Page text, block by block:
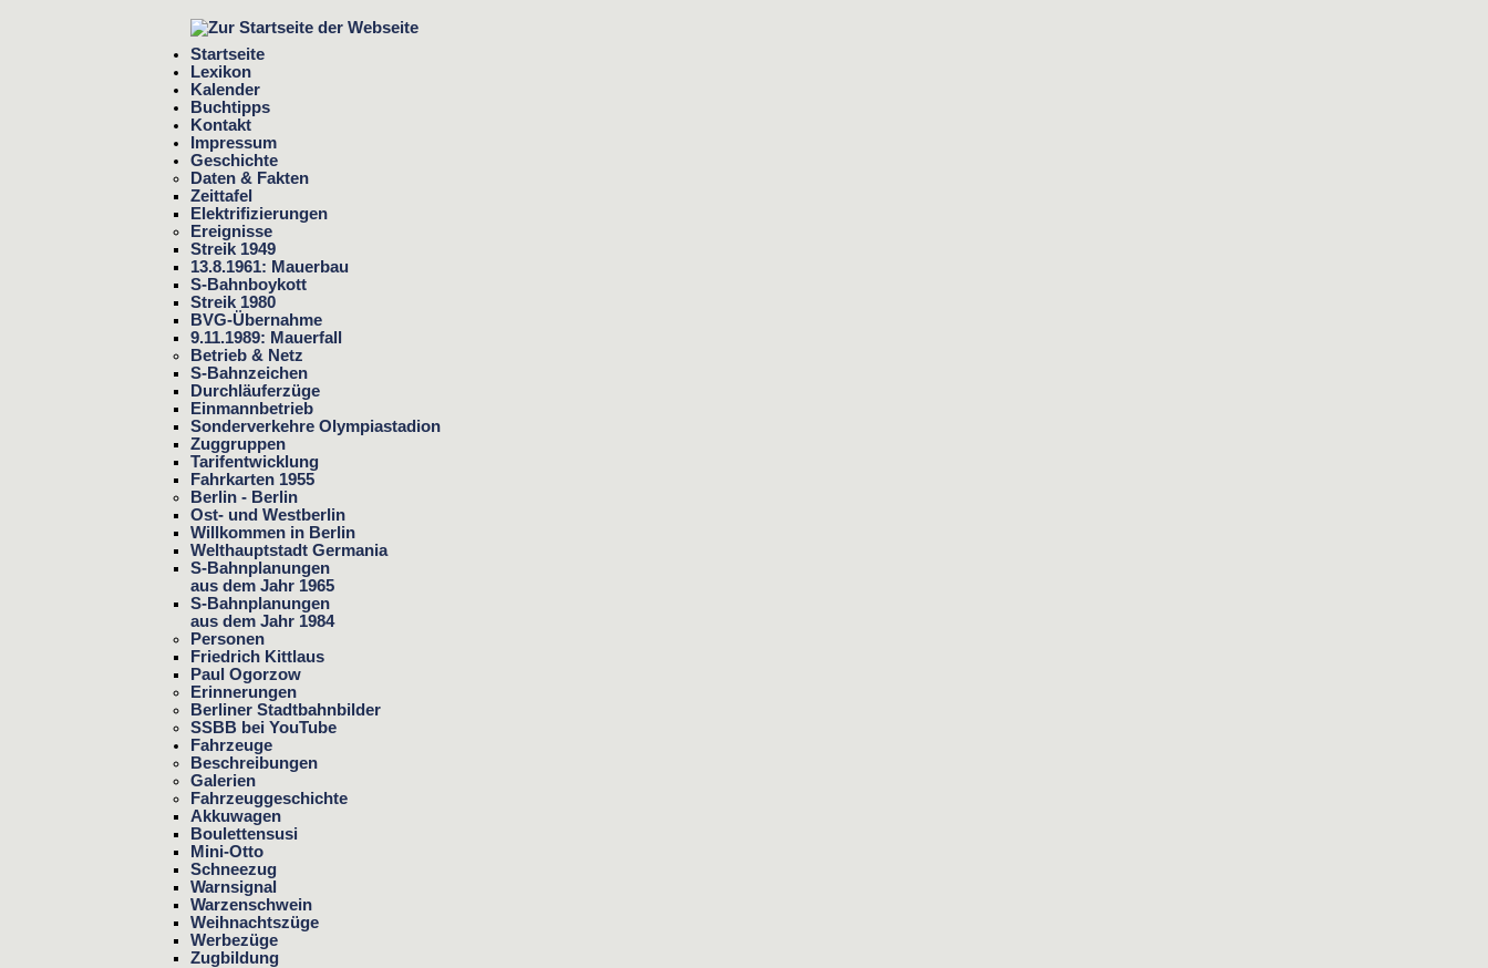
Startseite
Lexikon
Kalender
Buchtipps
Kontakt
Impressum
Geschichte
Daten & Fakten
Zeittafel
Elektrifizierungen
Ereignisse
Streik 1949
13.8.1961: Mauerbau
S-Bahnboykott
Streik 1980
BVG-Übernahme
9.11.1989: Mauerfall
Betrieb & Netz
S-Bahnzeichen
Durchläuferzüge
Einmannbetrieb
Sonderverkehre Olympiastadion
Zuggruppen
Tarifentwicklung
Fahrkarten 1955
Berlin - Berlin
Ost- und Westberlin
Willkommen in Berlin
Welthauptstadt Germania
S-Bahnplanungen
aus dem Jahr 1965
S-Bahnplanungen
aus dem Jahr 1984
Personen
Friedrich Kittlaus
Paul Ogorzow
Erinnerungen
Berliner Stadtbahnbilder
SSBB bei YouTube
Fahrzeuge
Beschreibungen
Galerien
Fahrzeuggeschichte
Akkuwagen
Boulettensusi
Mini-Otto
Schneezug
Warnsignal
Warzenschwein
Weihnachtszüge
Werbezüge
Zugbildung